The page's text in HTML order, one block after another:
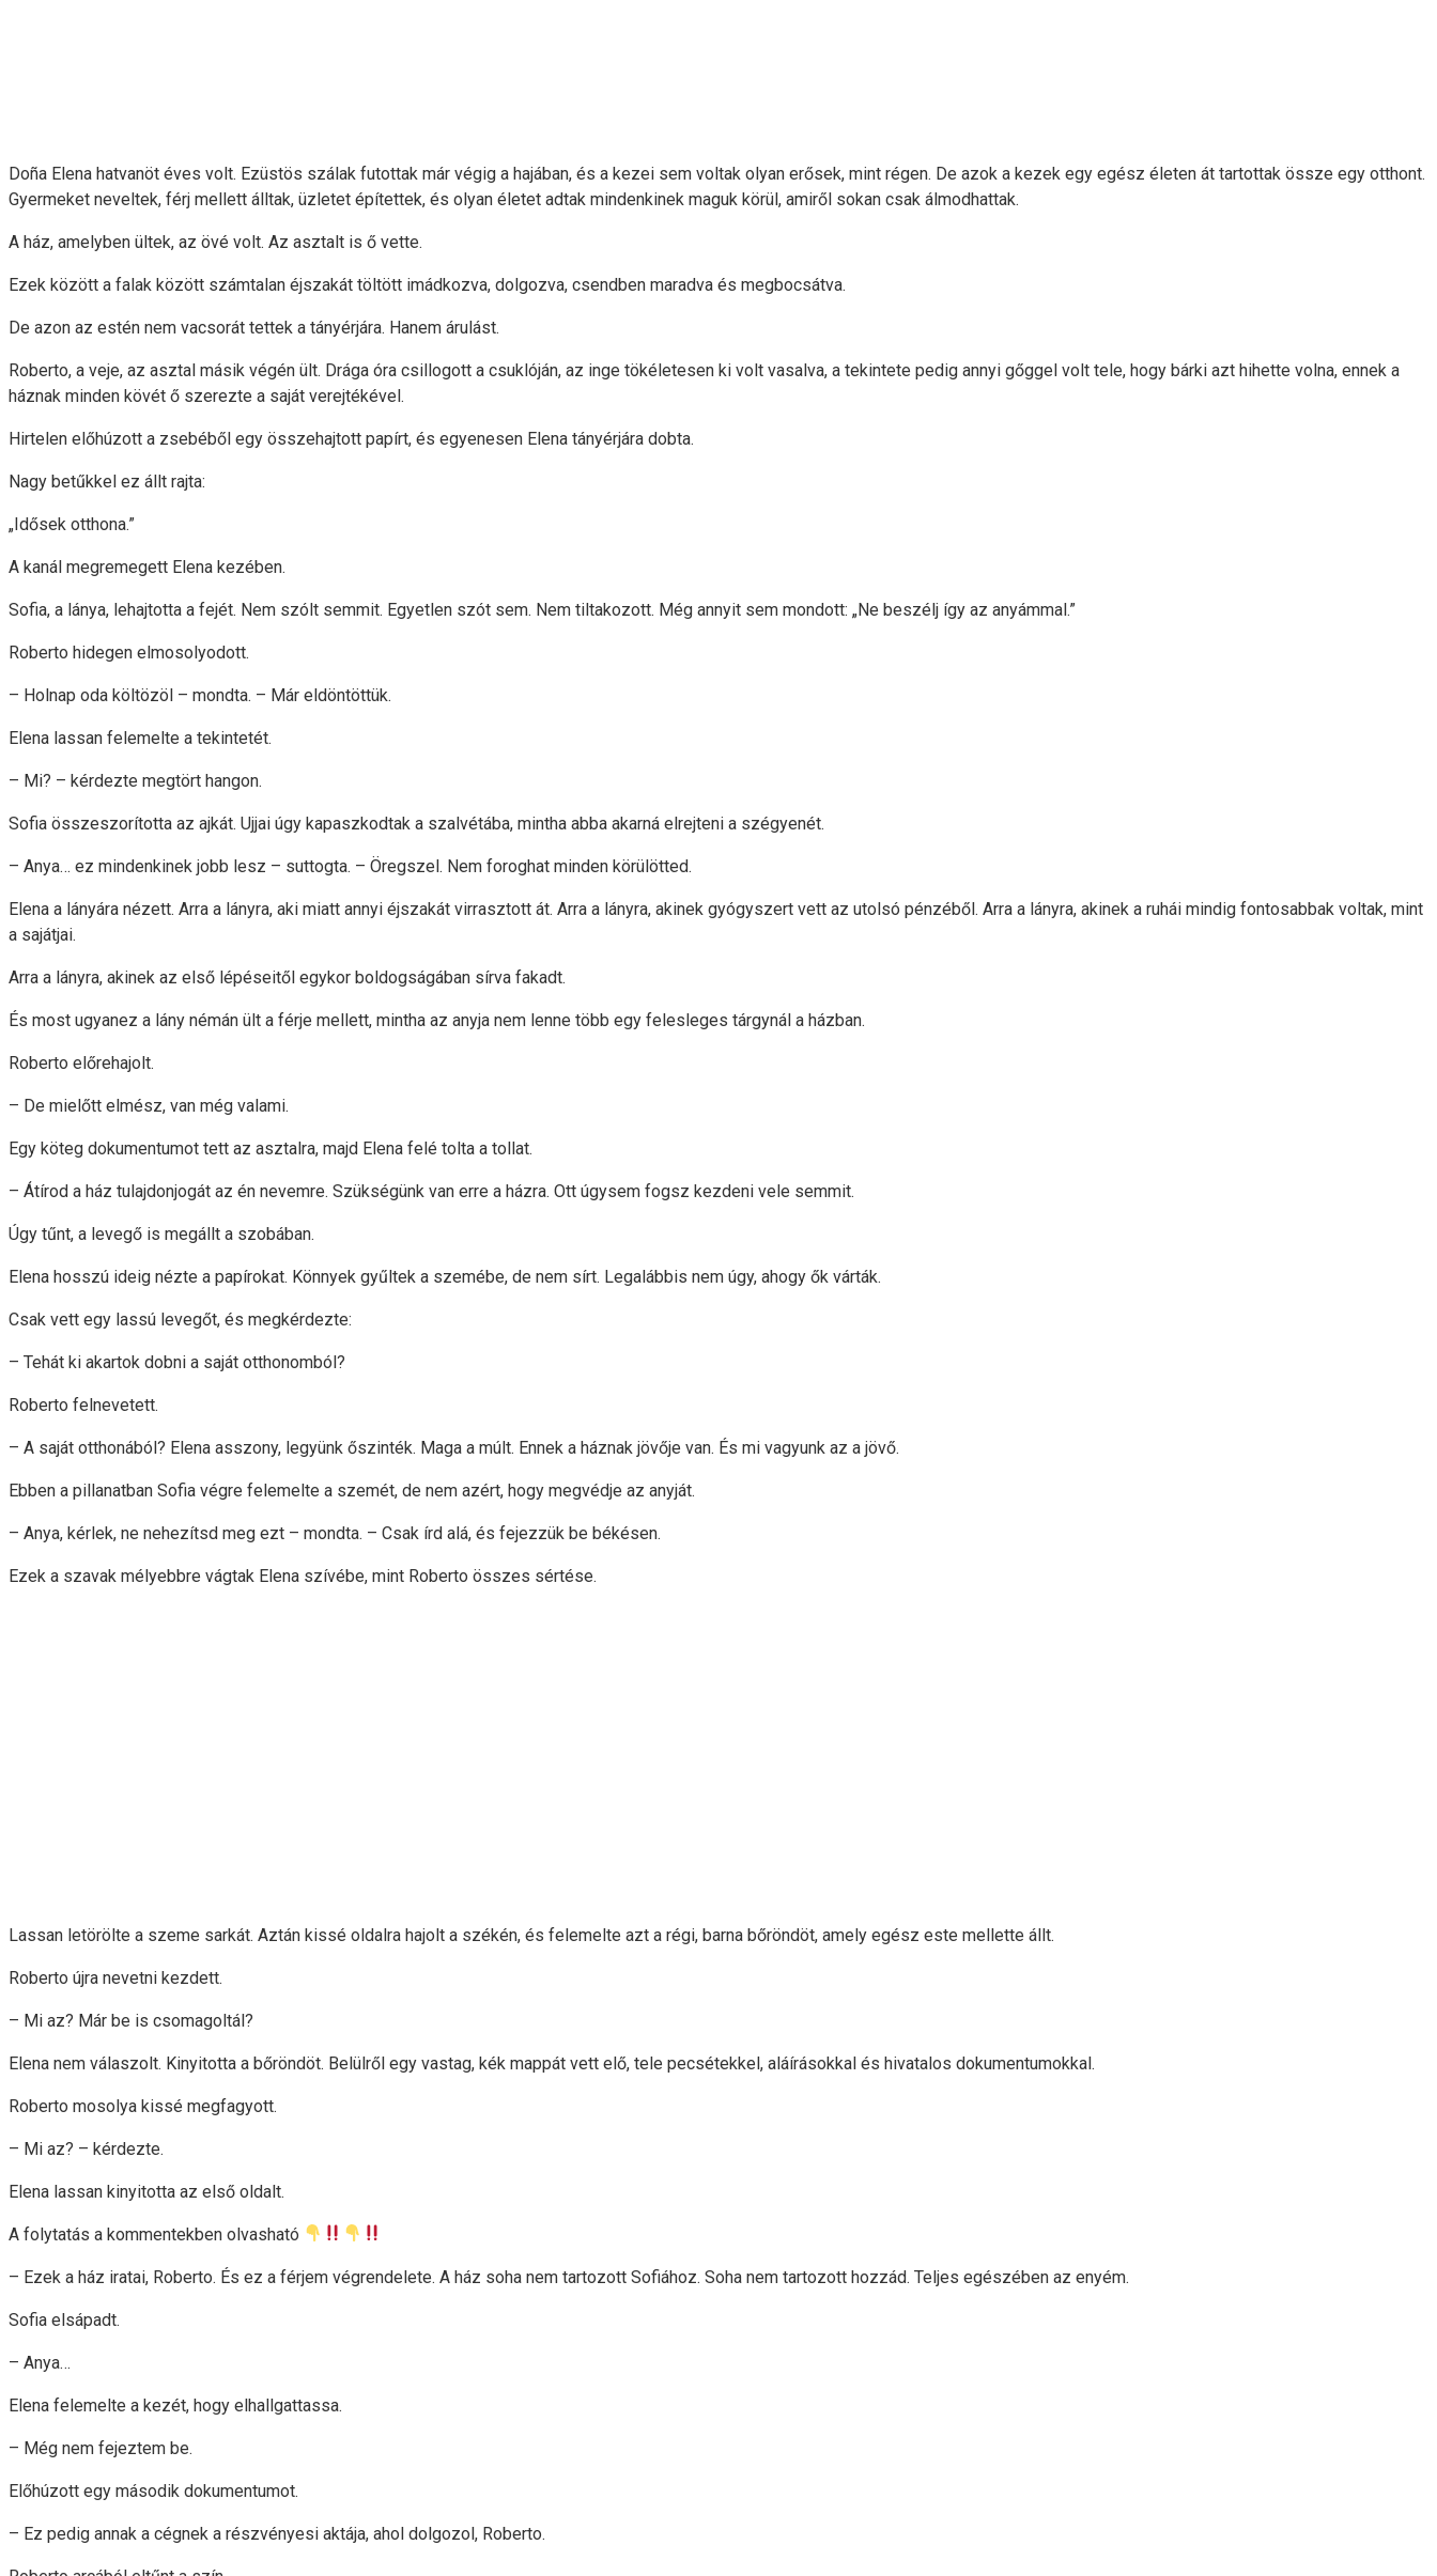
Doña Elena hatvanöt éves volt. Ezüstös szálak futottak már végig a hajában, és a kezei sem voltak olyan erősek, mint régen. De azok a kezek egy egész életen át tartottak össze egy otthont.
Gyermeket neveltek, férj mellett álltak, üzletet építettek, és olyan életet adtak mindenkinek maguk körül, amiről sokan csak álmodhattak.
A ház, amelyben ültek, az övé volt. Az asztalt is ő vette.
Ezek között a falak között számtalan éjszakát töltött imádkozva, dolgozva, csendben maradva és megbocsátva.
De azon az estén nem vacsorát tettek a tányérjára. Hanem árulást.
Roberto, a veje, az asztal másik végén ült. Drága óra csillogott a csuklóján, az inge tökéletesen ki volt vasalva, a tekintete pedig annyi gőggel volt tele, hogy bárki azt hihette volna, ennek a
háznak minden kövét ő szerezte a saját verejtékével.
Hirtelen előhúzott a zsebéből egy összehajtott papírt, és egyenesen Elena tányérjára dobta.
Nagy betűkkel ez állt rajta:
„Idősek otthona.”
A kanál megremegett Elena kezében.
Sofia, a lánya, lehajtotta a fejét. Nem szólt semmit. Egyetlen szót sem. Nem tiltakozott. Még annyit sem mondott: „Ne beszélj így az anyámmal.”
Roberto hidegen elmosolyodott.
– Holnap oda költözöl – mondta. – Már eldöntöttük.
Elena lassan felemelte a tekintetét.
– Mi? – kérdezte megtört hangon.
Sofia összeszorította az ajkát. Ujjai úgy kapaszkodtak a szalvétába, mintha abba akarná elrejteni a szégyenét.
– Anya… ez mindenkinek jobb lesz – suttogta. – Öregszel. Nem foroghat minden körülötted.
Elena a lányára nézett. Arra a lányra, aki miatt annyi éjszakát virrasztott át. Arra a lányra, akinek gyógyszert vett az utolsó pénzéből. Arra a lányra, akinek a ruhái mindig fontosabbak voltak, mint
a sajátjai.
Arra a lányra, akinek az első lépéseitől egykor boldogságában sírva fakadt.
És most ugyanez a lány némán ült a férje mellett, mintha az anyja nem lenne több egy felesleges tárgynál a házban.
Roberto előrehajolt.
– De mielőtt elmész, van még valami.
Egy köteg dokumentumot tett az asztalra, majd Elena felé tolta a tollat.
– Átírod a ház tulajdonjogát az én nevemre. Szükségünk van erre a házra. Ott úgysem fogsz kezdeni vele semmit.
Úgy tűnt, a levegő is megállt a szobában.
Elena hosszú ideig nézte a papírokat. Könnyek gyűltek a szemébe, de nem sírt. Legalábbis nem úgy, ahogy ők várták.
Csak vett egy lassú levegőt, és megkérdezte:
– Tehát ki akartok dobni a saját otthonomból?
Roberto felnevetett.
– A saját otthonából? Elena asszony, legyünk őszinték. Maga a múlt. Ennek a háznak jövője van. És mi vagyunk az a jövő.
Ebben a pillanatban Sofia végre felemelte a szemét, de nem azért, hogy megvédje az anyját.
– Anya, kérlek, ne nehezítsd meg ezt – mondta. – Csak írd alá, és fejezzük be békésen.
Ezek a szavak mélyebbre vágtak Elena szívébe, mint Roberto összes sértése.
Lassan letörölte a szeme sarkát. Aztán kissé oldalra hajolt a székén, és felemelte azt a régi, barna bőröndöt, amely egész este mellette állt.
Roberto újra nevetni kezdett.
– Mi az? Már be is csomagoltál?
Elena nem válaszolt. Kinyitotta a bőröndöt. Belülről egy vastag, kék mappát vett elő, tele pecsétekkel, aláírásokkal és hivatalos dokumentumokkal.
Roberto mosolya kissé megfagyott.
– Mi az? – kérdezte.
Elena lassan kinyitotta az első oldalt.
A folytatás a kommentekben olvasható
– Ezek a ház iratai, Roberto. És ez a férjem végrendelete. A ház soha nem tartozott Sofiához. Soha nem tartozott hozzád. Teljes egészében az enyém.
Sofia elsápadt.
– Anya…
Elena felemelte a kezét, hogy elhallgattassa.
– Még nem fejeztem be.
Előhúzott egy második dokumentumot.
– Ez pedig annak a cégnek a részvényesi aktája, ahol dolgozol, Roberto.